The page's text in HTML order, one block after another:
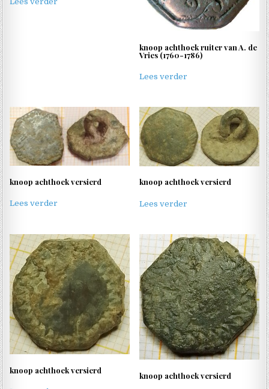
knoop achthoek ruiter van A. de
Vries (1760-1786)
Lees verder
knoop achthoek versierd
Lees verder
knoop achthoek versierd
Lees verder
knoop achthoek versierd
knoop achthoek versierd